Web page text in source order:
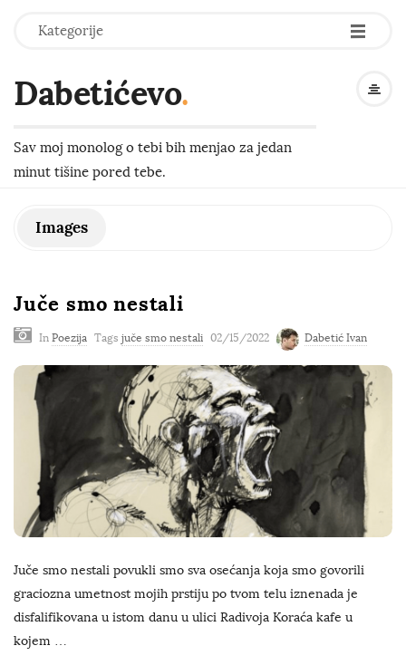
Kategorije -
-
-
Dabetićevo.
Sav moj monolog o tebi bih menjao za jedan
minut tišine pored tebe.
Images
Juče smo nestali
In Poezija Tags juče smo nestali 02/15/2022 Dabetić Ivan
Juče smo nestali povukli smo sva osećanja koja smo govorili
graciozna umetnost mojih prstiju po tvom telu iznenada je
disfalifikovana u istom danu u ulici Radivoja Koraća kafe u
kojem …